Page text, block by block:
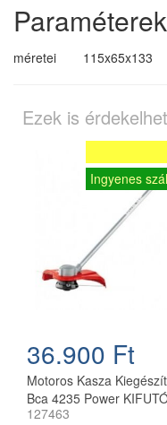
Paraméterek
méretei 115x65x133
Ezek is
Ingyenes
36.900 Ft
Motoros Kasza
Bca 4235 Power
TERMÉK
127463